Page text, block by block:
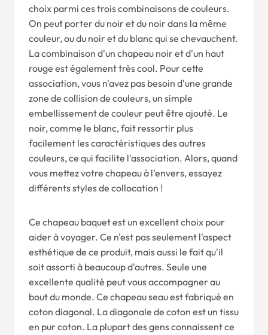
choix parmi ces trois combinaisons de couleurs.
On peut porter du noir et du noir dans la même
couleur, ou du noir et du blanc qui se chevauchent.
La combinaison d'un chapeau noir et d'un haut
rouge est également très cool. Pour cette
association, vous n'avez pas besoin d'une grande
zone de collision de couleurs, un simple
embellissement de couleur peut être ajouté. Le
noir, comme le blanc, fait ressortir plus
facilement les caractéristiques des autres
couleurs, ce qui facilite l'association. Alors, quand
vous mettez votre chapeau à l'envers, essayez
différents styles de collocation !
Ce chapeau baquet est un excellent choix pour
aider à voyager. Ce n'est pas seulement l'aspect
esthétique de ce produit, mais aussi le fait qu'il
soit assorti à beaucoup d'autres. Seule une
excellente qualité peut vous accompagner au
bout du monde. Ce chapeau seau est fabriqué en
coton diagonal. La diagonale de coton est un tissu
en pur coton. La plupart des gens connaissent ce